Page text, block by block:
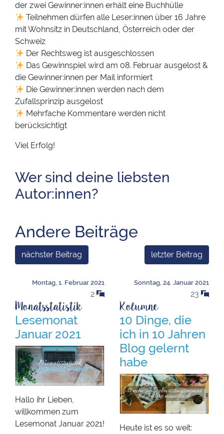
der zwei Gewinner:innen erhält eine Buchhülle
Teilnehmen dürfen alle Leser:innen über 16 Jahre
mit Wohnsitz in Deutschland, Österreich oder der
Schweiz
Der Rechtsweg ist ausgeschlossen
Das Gewinnspiel wird am 08. Februar ausgelost &
die Gewinner:innen per Mail informiert
Die Gewinner:innen werden nach dem
Zufallsprinzip ausgelost
Mehrfache Kommentare werden nicht
berücksichtigt
Viel Erfolg!
Wer sind deine liebsten
Autor:innen?
Andere Beiträge
nächster Beitrag
Montag, 1. Februar 2021
2
Monatsstatistik
Lesemonat
Januar 2021
Hallo ihr Lieben,
willkommen zum
Lesemonat Januar 2021!
letzter Beitrag
Sonntag, 24. Januar 2021
23
Kolumne
10 Dinge, die
ich in 10 Jahren
Blog gelernt
habe
Heute ist es so weit: